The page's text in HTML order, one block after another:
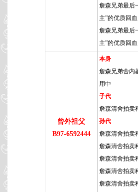
詹森兄弟最后
主”的优质回血
詹森兄弟最后
主”的优质回血
曾外祖父
B97-6592444
本身
詹森兄弟舍内
用中
子代
詹森清舍拍卖
孙代
詹森清舍拍卖
詹森清舍拍卖
詹森清舍拍卖
詹森清舍拍卖
詹森清舍拍卖